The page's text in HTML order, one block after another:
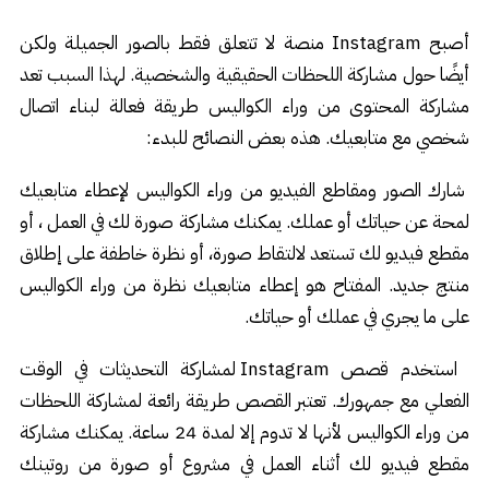
أصبح Instagram منصة لا تتعلق فقط بالصور الجميلة ولكن
أيضًا حول مشاركة اللحظات الحقيقية والشخصية. لهذا السبب تعد
مشاركة المحتوى من وراء الكواليس طريقة فعالة لبناء اتصال
شخصي مع متابعيك. هذه بعض النصائح للبدء:
شارك الصور ومقاطع الفيديو من وراء الكواليس لإعطاء متابعيك
لمحة عن حياتك أو عملك. يمكنك مشاركة صورة لك في العمل ، أو
مقطع فيديو لك تستعد لالتقاط صورة، أو نظرة خاطفة على إطلاق
منتج جديد. المفتاح هو إعطاء متابعيك نظرة من وراء الكواليس
على ما يجري في عملك أو حياتك.
استخدم قصص Instagram لمشاركة التحديثات في الوقت
الفعلي مع جمهورك. تعتبر القصص طريقة رائعة لمشاركة اللحظات
من وراء الكواليس لأنها لا تدوم إلا لمدة 24 ساعة. يمكنك مشاركة
مقطع فيديو لك أثناء العمل في مشروع أو صورة من روتينك